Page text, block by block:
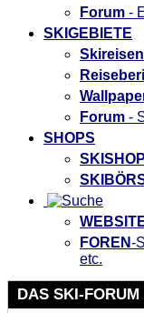
Forum -
SKIGEBIETE
Forum -
SHOPS
FOREN-
etc.
DAS SKI-FORUM